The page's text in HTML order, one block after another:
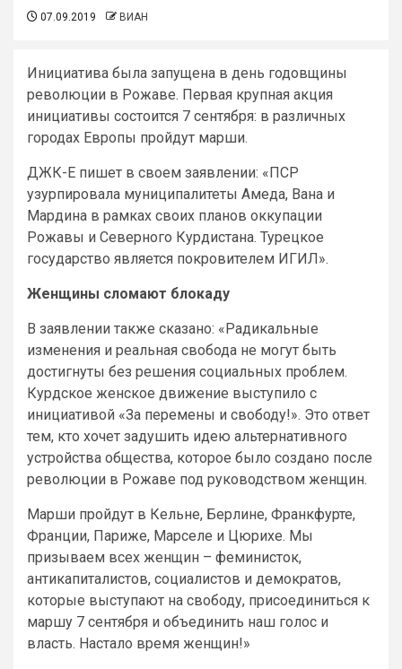
07.09.2019 ВИАН
Инициатива была запущена в день годовщины
революции в Рожаве. Первая крупная акция
инициативы состоится 7 сентября: в различных
городах Европы пройдут марши.
ДЖК-E пишет в своем заявлении: «ПСР
узурпировала муниципалитеты Амеда, Вана и
Мардина в рамках своих планов оккупации
Рожавы и Северного Курдистана. Турецкое
государство является покровителем ИГИЛ».
Женщины сломают блокаду
В заявлении также сказано: «Радикальные
изменения и реальная свобода не могут быть
достигнуты без решения социальных проблем.
Курдское женское движение выступило с
инициативой «За перемены и свободу!». Это ответ
тем, кто хочет задушить идею альтернативного
устройства общества, которое было создано после
революции в Рожаве под руководством женщин.
Марши пройдут в Кельне, Берлине, Франкфурте,
Франции, Париже, Марселе и Цюрихе. Мы
призываем всех женщин – феминисток,
антикапиталистов, социалистов и демократов,
которые выступают на свободу, присоединиться к
маршу 7 сентября и объединить наш голос и
власть. Настало время женщин!»